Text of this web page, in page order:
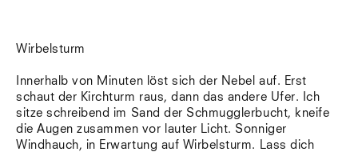
Wirbelsturm
Innerhalb von Minuten löst sich der Nebel auf. Erst
schaut der Kirchturm raus, dann das andere Ufer. Ich
sitze schreibend im Sand der Schmugglerbucht, kneife
die Augen zusammen vor lauter Licht. Sonniger
Windhauch, in Erwartung auf Wirbelsturm. Lass dich